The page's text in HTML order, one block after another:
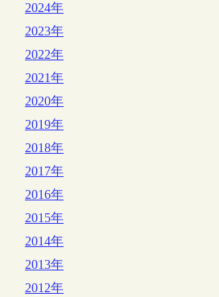
2024年
2023年
2022年
2021年
2020年
2019年
2018年
2017年
2016年
2015年
2014年
2013年
2012年